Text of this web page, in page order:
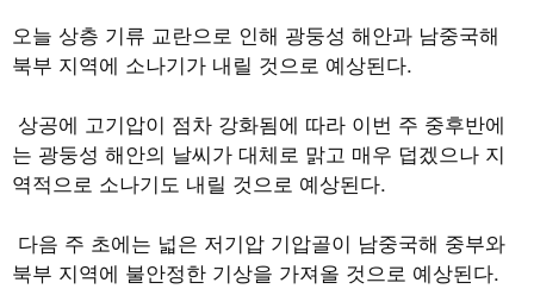
오늘 상층 기류 교란으로 인해 광둥성 해안과 남중국해
북부 지역에 소나기가 내릴 것으로 예상된다.
상공에 고기압이 점차 강화됨에 따라 이번 주 중후반에
는 광둥성 해안의 날씨가 대체로 맑고 매우 덥겠으나 지
역적으로 소나기도 내릴 것으로 예상된다.
다음 주 초에는 넓은 저기압 기압골이 남중국해 중부와
북부 지역에 불안정한 기상을 가져올 것으로 예상된다.